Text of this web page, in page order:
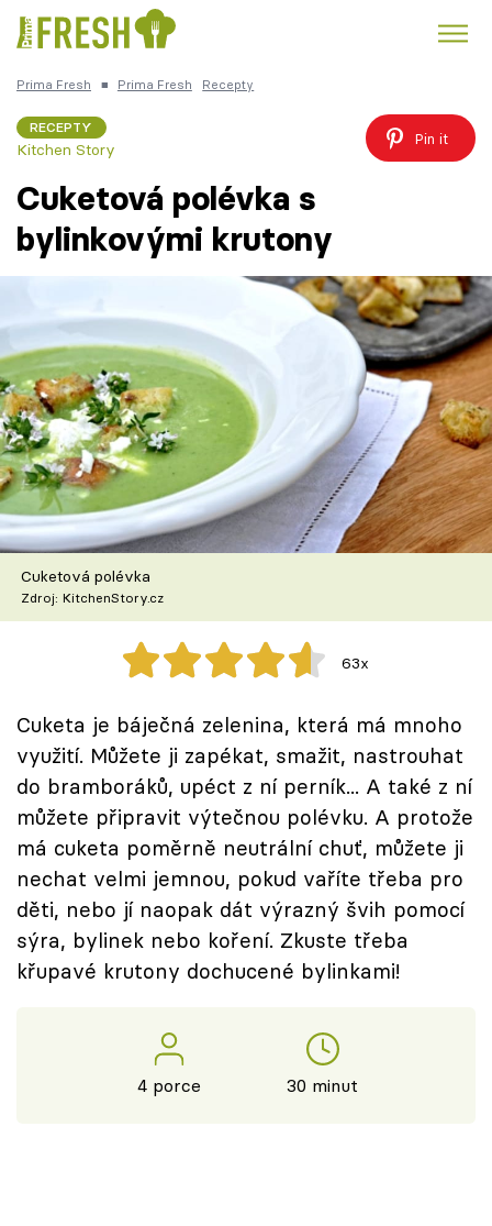
Česká kuchyně
Recepty
Články
TV Program
Škola vaření
Recepty z TV
Speciál: Cuketa
Těhotnej kuchař
Sledujte prima+
Přihlášení
Sledujte nás
Prima Fresh ■ Prima Fresh Recepty
RECEPTY
Kitchen Story
Pin it
Cuketová polévka s
bylinkovými krutony
Cuketová polévka
Zdroj: KitchenStory.cz
63x
Cuketa je báječná zelenina, která má mnoho
využití. Můžete ji zapékat, smažit, nastrouhat
do bramboráků, upéct z ní perník... A také z ní
můžete připravit výtečnou polévku. A protože
má cuketa poměrně neutrální chuť, můžete ji
nechat velmi jemnou, pokud vaříte třeba pro
děti, nebo jí naopak dát výrazný švih pomocí
sýra, bylinek nebo koření. Zkuste třeba
křupavé krutony dochucené bylinkami!
4 porce 30 minut